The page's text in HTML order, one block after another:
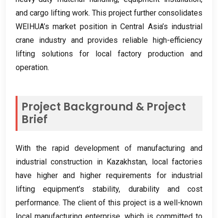
and cargo lifting work. This project further consolidates
WEIHUA’s market position in Central Asia’s industrial
crane industry and provides reliable high-efficiency
lifting solutions for local factory production and
operation.
Project Background & Project
Brief
With the rapid development of manufacturing and
industrial construction in Kazakhstan, local factories
have higher and higher requirements for industrial
lifting equipment’s stability, durability and cost
performance. The client of this project is a well-known